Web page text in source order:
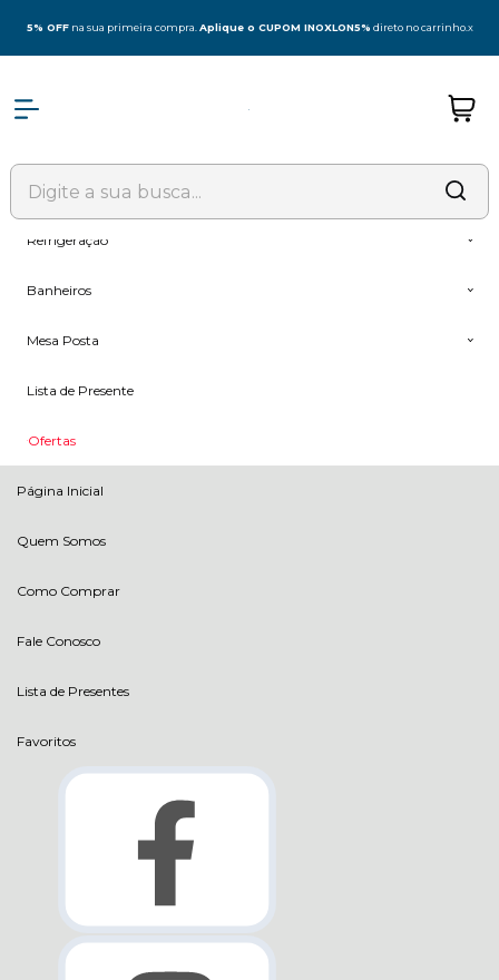
Forno + Microondas
Refrigeração
Banheiros
Mesa Posta
Lista de Presente
Ofertas
Página Inicial
Quem Somos
Como Comprar
Fale Conosco
Lista de Presentes
Favoritos
5% OFF na sua primeira compra.Aplique o CUPOM INOXLON5% direto no carrinho.x